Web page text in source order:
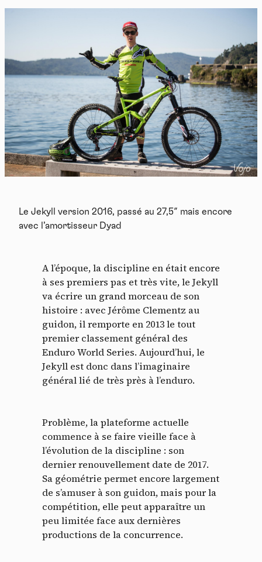
Le Jekyll version 2016, passé au 27,5″ mais encore
avec l’amortisseur Dyad
A l’époque, la discipline en était encore
à ses premiers pas et très vite, le Jekyll
va écrire un grand morceau de son
histoire : avec Jérôme Clementz au
guidon, il remporte en 2013 le tout
premier classement général des
Enduro World Series. Aujourd’hui, le
Jekyll est donc dans l’imaginaire
général lié de très près à l’enduro.
Problème, la plateforme actuelle
commence à se faire vieille face à
l’évolution de la discipline : son
dernier renouvellement date de 2017.
Sa géométrie permet encore largement
de s’amuser à son guidon, mais pour la
compétition, elle peut apparaître un
peu limitée face aux dernières
productions de la concurrence.